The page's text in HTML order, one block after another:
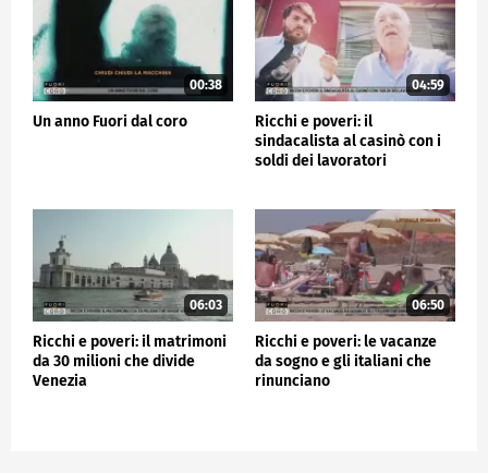
00:38
Un anno Fuori dal coro
04:59
Ricchi e poveri: il
sindacalista al casinò con i
soldi dei lavoratori
06:03
Ricchi e poveri: il matrimoni
da 30 milioni che divide
Venezia
06:50
Ricchi e poveri: le vacanze
da sogno e gli italiani che
rinunciano